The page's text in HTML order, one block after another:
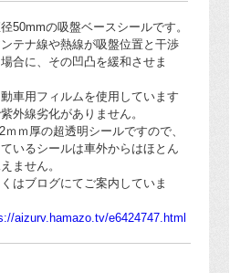
径50mmの吸盤ベースシールです。
ンテナ線や熱線が吸盤位置と干渉
合に、その凹凸を緩和させま
動車用フィルムを使用しています
外線劣化がありません。
ｍｍ厚の超透明シールですので、
ているシールは車外からはほとん
ません。
はブログにてご案内していま
aizurv.hamazo.tv/e6424747.html